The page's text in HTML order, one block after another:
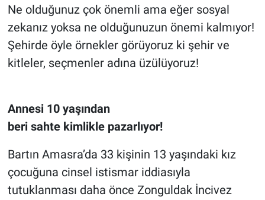
Ne olduğunuz çok önemli ama eğer sosyal
zekanız yoksa ne olduğunuzun önemi kalmıyor!
Şehirde öyle örnekler görüyoruz ki şehir ve
kitleler, seçmenler adına üzülüyoruz!
Annesi 10 yaşından
beri sahte kimlikle pazarlıyor!
Bartın Amasra’da 33 kişinin 13 yaşındaki kız
çocuğuna cinsel istismar iddiasıyla
tutuklanması daha önce Zonguldak İncivez